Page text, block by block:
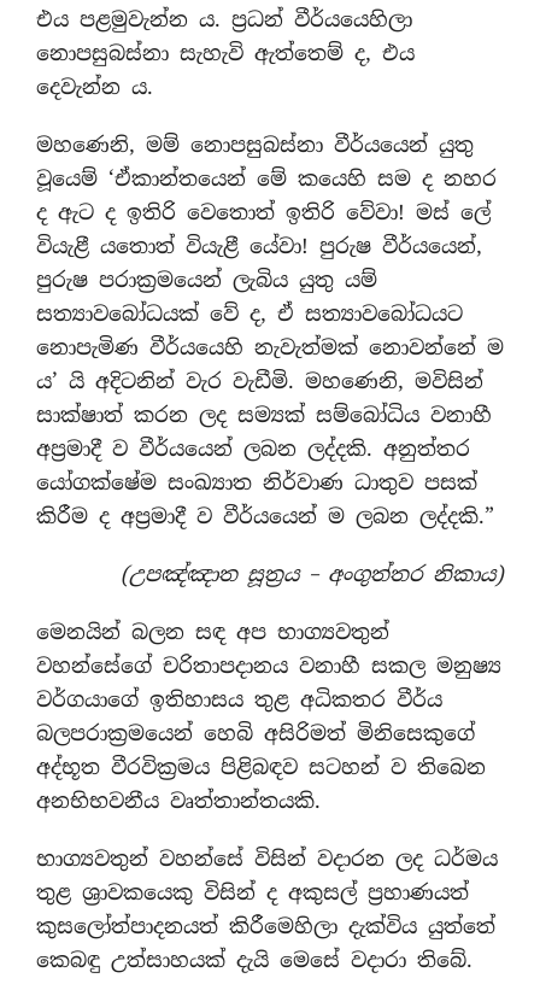
එය පළමුවැන්න ය. ප්‍රධන් වීර්යයෙහිලා
නොපසුබස්නා සැහැවි ඇත්තෙම් ද, එය
දෙවැන්න ය.
මහණෙනි, මම් නොපසුබස්නා වීර්යයෙන් යුතු
වූයෙම් ‘ඒකාන්තයෙන් මේ කයෙහි සම ද නහර
ද ඇට ද ඉතිරි වෙතොත් ඉතිරි වේවා! මස් ලේ
වියැළී යතොත් වියැළී යේවා! පුරුෂ වීර්යයෙන්,
පුරුෂ පරාක්‍රමයෙන් ලැබිය යුතු යම්
සත්‍යාවබෝධයක් වේ ද, ඒ සත්‍යාවබෝධයට
නොපැමිණ වීර්යයෙහි නැවැත්මක් නොවන්නේ ම
ය’ යි අදිටනින් වැර වැඩීමි. මහණෙනි, මවිසින්
සාක්ෂාත් කරන ලද සම්‍යක් සම්බෝධිය වනාහී
අප්‍රමාදී ව වීර්යයෙන් ලබන ලද්දකි. අනුත්තර
යෝගක්ෂේම සංඛ්‍යාත නිර්වාණ ධාතුව පසක්
කිරීම ද අප්‍රමාදී ව වීර්යයෙන් ම ලබන ලද්දකි.”
(උපඤ්ඤාත සූත්‍රය – අංගුත්තර නිකාය)
මෙනයින් බලන සඳ අප භාග්‍යවතුන්
වහන්සේගේ චරිතාපදානය වනාහී සකල මනුෂ්‍ය
වර්ගයාගේ ඉතිහාසය තුළ අධිකතර වීර්ය
බලපරාක්‍රමයෙන් හෙබි අසිරිමත් මිනිසෙකුගේ
අද්භූත වීරවික්‍රමය පිළිබඳව සටහන් ව තිබෙන
අනභිභවනීය වෘත්තාන්තයකි.
භාග්‍යවතුන් වහන්සේ විසින් වදාරන ලද ධර්මය
තුළ ශ්‍රාවකයෙකු විසින් ද අකුසල් ප්‍රහාණයත්
කුසලෝත්පාදනයත් කිරීමෙහිලා දැක්විය යුත්තේ
කෙබඳු උත්සාහයක් දැයි මෙසේ වදාරා තිබේ.